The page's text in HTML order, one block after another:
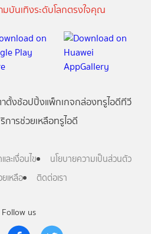
Follow us
บันเทิงระดับโลกตรงใจคุณ
ตั้งช้อปปิ้งแพ็กเกจกล่องทรูไอดีทีวี
การช่วยเหลือทรูไอดี
ะเงื่อนไข
นโยบายความเป็นส่วนตัว
เหลือ
ติดต่อเรา